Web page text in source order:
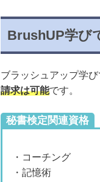
BrushUP学び
ブラッシュアップ学
請求は可能です。
秘書検定関連資格
・コーチング
・記憶術